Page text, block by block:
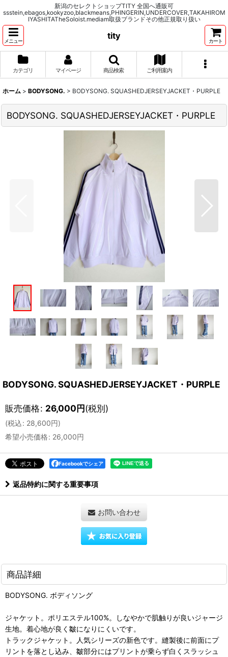
新潟のセレクトショップTITY 全国へ通販可
ssstein,ebagos,kookyzoo,blackmeans,PHINGERIN,UNDERCOVER,TAKAHIROM
IYASHITATheSoloist.mediam取扱ブランドその他正規取り扱い
メニュー
tity
カート
カテゴリ マイページ 商品検索 ご利用案内
ホーム > BODYSONG. > BODYSONG. SQUASHEDJERSEYJACKET・PURPLE
BODYSONG. SQUASHEDJERSEYJACKET・PURPLE
BODYSONG. SQUASHEDJERSEYJACKET・PURPLE
販売価格: 26,000円(税別)
(税込: 28,600円)
希望小売価格: 26,000円
Facebookでシェア
返品特約に関する重要事項
お問い合わせ
商品詳細
BODYSONG. ボディソング
ジャケット。ポリエステル100%。しなやかで肌触りが良いジャージ
生地。着心地が良く皺になりにくいです。
トラックジャケット。人気シリーズの新色です。縫製後に前面にプ
リントを落とし込み、皺部分にはプリントが乗らず白くスラッシュ